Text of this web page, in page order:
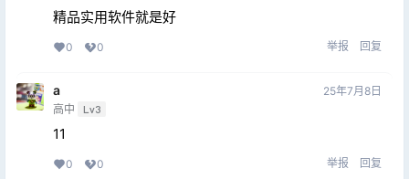
精品实用软件就是好
0 0 举报 回复
a
高中 Lv3
25年7月8日
11
0 0 举报 回复